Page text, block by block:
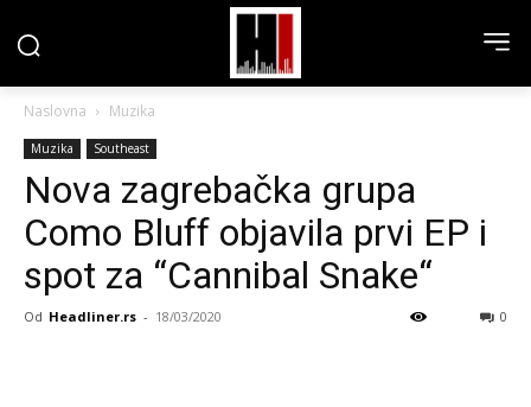
Naslovna Muzika
Muzika Southeast
Nova zagrebačka grupa
Como Bluff objavila prvi EP i
spot za “Cannibal Snake“
Od Headliner.rs - 18/03/2020 0